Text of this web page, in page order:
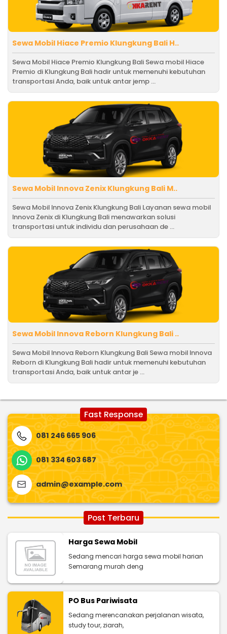
Sewa Mobil Hiace Premio Klungkung Bali H..
Sewa Mobil Hiace Premio Klungkung Bali Sewa mobil Hiace
Premio di Klungkung Bali hadir untuk memenuhi kebutuhan
transportasi Anda, baik untuk antar jemp ...
Sewa Mobil Innova Zenix Klungkung Bali M..
Sewa Mobil Innova Zenix Klungkung Bali Layanan sewa mobil
Innova Zenix di Klungkung Bali menawarkan solusi
transportasi untuk individu dan perusahaan de ...
Sewa Mobil Innova Reborn Klungkung Bali ..
Sewa Mobil Innova Reborn Klungkung Bali Sewa mobil Innova
Reborn di Klungkung Bali hadir untuk memenuhi kebutuhan
transportasi Anda, baik untuk antar je ...
Fast Response
081 246 665 906
081 334 603 687
admin@example.com
Post Terbaru
Harga Sewa Mobil
Sedang mencari harga sewa mobil harian
Semarang murah deng
PO Bus Pariwisata
Sedang merencanakan perjalanan wisata,
study tour, ziarah,